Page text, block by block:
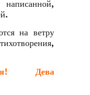
на ветру
Дева